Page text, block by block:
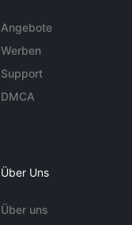
Angebote
Werben
Support
DMCA
Über Uns
Über uns